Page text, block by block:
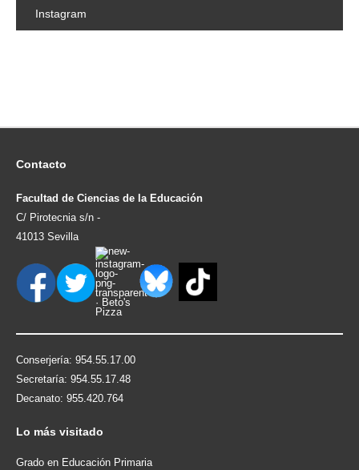
Instagram
Contacto
Facultad de Ciencias de la Educación
C/ Pirotecnia s/n -
41013 Sevilla
Conserjería: 954.55.17.00
Secretaría: 954.55.17.48
Decanato: 955.420.764
Lo más visitado
Grado en Educación Primaria